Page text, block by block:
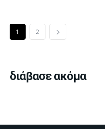
1 2
διάβασε ακόμα